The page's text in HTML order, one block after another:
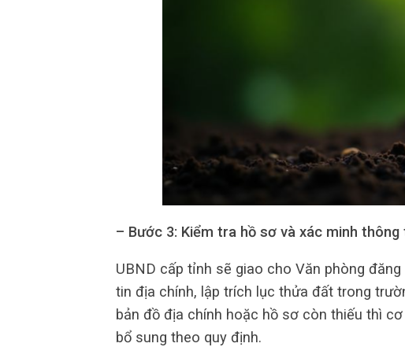
– Bước 3: Kiểm tra hồ sơ và xác minh
UBND cấp tỉnh sẽ giao cho Văn phòng
tin địa chính, lập trích lục thửa đất trong
bản đồ địa chính hoặc hồ sơ còn thiếu thì
bổ sung theo quy định.